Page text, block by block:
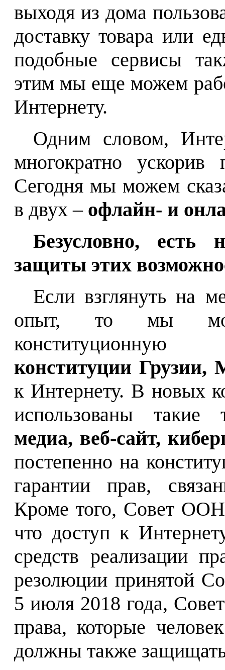
выходя из дома
доставку товара или
подобные сервисы
этим мы еще можем
Интернету.
Одним словом,
многократно ускорив
Сегодня мы можем
в двух – офлайн- и
Безусловно, есть
защиты этих
Если взглянуть на
опыт, то мы
конституции Грузии,
к Интернету. В новых
использованы
медиа, веб-сайт,
постепенно на
гарантии прав,
Кроме того, Совет ООН
что доступ к
средств реализации
резолюции принятой
5 июля 2018 года,
права, которые
должны также